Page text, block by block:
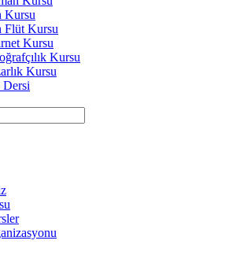
Kursu
Flüt Kursu
Kursu
Kursu
Kursu
Dersi